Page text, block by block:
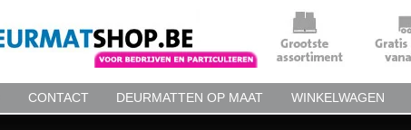
CONTACT DEURMATTEN OP MAAT WINKELWAGEN